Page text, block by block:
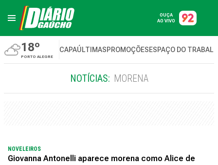
OUÇA
AO VIVO
18º
PORTO ALEGRE
CAPAÚLTIMASPROMOÇÕESESPAÇO DO
NOTÍCIAS: MORENA
NOVELEIROS
Giovanna Antonelli aparece morena como Alice de